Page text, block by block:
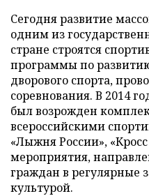
Сегодня развитие
одним из
стране строятся
программы по
дворового спорта,
соревнования. В 2014
был возрожден
всероссийскими
«Лыжня России»,
мероприятия,
граждан в регулярные
культурой.